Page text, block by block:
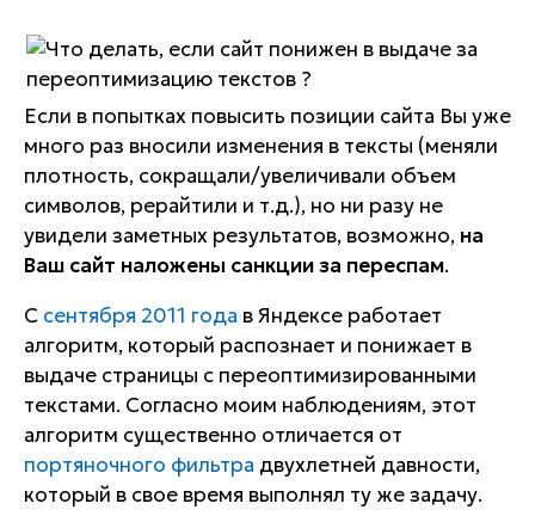
Если в попытках повысить позиции сайта Вы уже
много раз вносили изменения в тексты (меняли
плотность, сокращали/увеличивали объем
символов, рерайтили и т.д.), но ни разу не
увидели заметных результатов, возможно, на
Ваш сайт наложены санкции за переспам.
С сентября 2011 года в Яндексе работает
алгоритм, который распознает и понижает в
выдаче страницы с переоптимизированными
текстами. Согласно моим наблюдениям, этот
алгоритм существенно отличается от
портяночного фильтра двухлетней давности,
который в свое время выполнял ту же задачу.